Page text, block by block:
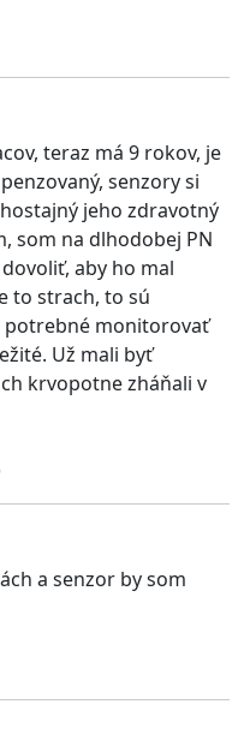
teraz má 9 rokov, je
senzory si
jeho zdravotný
som na dlhodobej PN
aby ho mal
to strach, to sú
potrebné monitorovať
Už mali byť
krvopotne zháňali v
a senzor by som